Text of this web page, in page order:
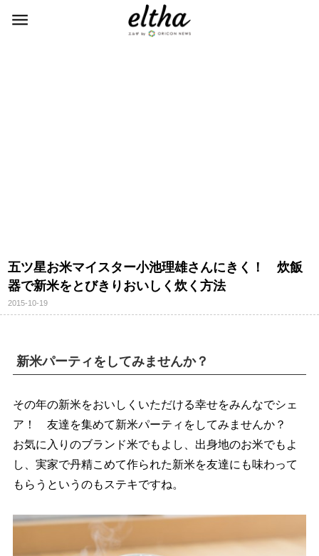
五ツ星お米マイスター小池理雄さんにきく！ 炊飯
器で新米をとびきりおいしく炊く方法
2015-10-19
新米パーティをしてみませんか？
その年の新米をおいしくいただける幸せをみんなでシェ
ア！ 友達を集めて新米パーティをしてみませんか？
お気に入りのブランド米でもよし、出身地のお米でもよ
し、実家で丹精こめて作られた新米を友達にも味わって
もらうというのもステキですね。